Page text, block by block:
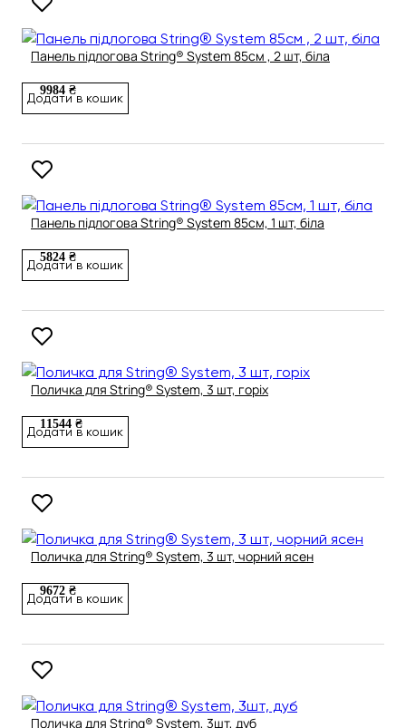
Панель підлогова String® System 85см , 2 шт, біла
9984 ₴
Додати в кошик
Панель підлогова String® System 85см, 1 шт, біла
5824 ₴
Додати в кошик
Поличка для String® System, 3 шт, горіх
11544 ₴
Додати в кошик
Поличка для String® System, 3 шт, чорний ясен
9672 ₴
Додати в кошик
Поличка для String® System, 3шт, дуб